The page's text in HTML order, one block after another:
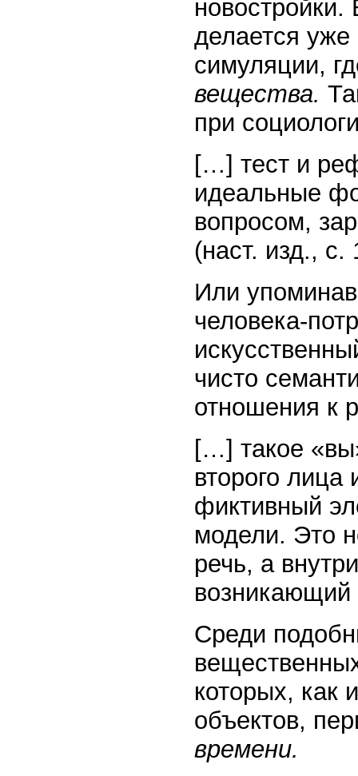
делается уже
симуляции,
вещества.
при
[…] тест и
идеальные
вопросом,
(наст. изд., с.
Или
человека-
чисто
отношения к
[…] такое
второго
фиктивный
модели. Это
речь, а
возникающий
Среди
которых, как
объектов,
времени.